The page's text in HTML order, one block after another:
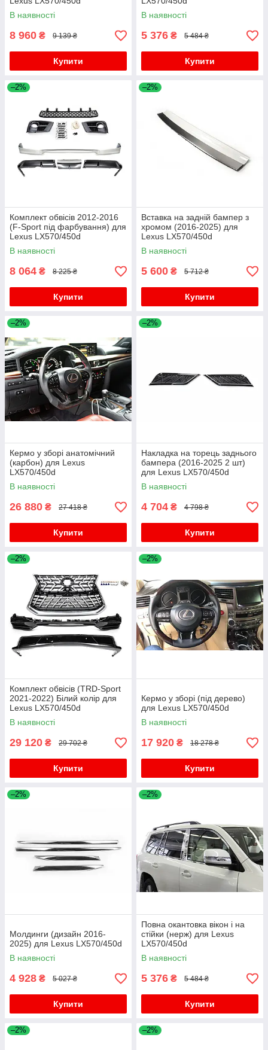
В наявності
8 960 ₴ 9 139 ₴
Купити
В наявності
5 376 ₴ 5 484 ₴
Купити
–2%
Комплект обвісів 2012-2016
(F-Sport під фарбування) для
Lexus LX570/450d
В наявності
8 064 ₴ 8 225 ₴
Купити
–2%
Вставка на задній бампер з
хромом (2016-2025) для
Lexus LX570/450d
В наявності
5 600 ₴ 5 712 ₴
Купити
–2%
Кермо у зборі анатомічний
(карбон) для Lexus
LX570/450d
В наявності
26 880 ₴ 27 418 ₴
Купити
–2%
Накладка на торець заднього
бампера (2016-2025 2 шт)
для Lexus LX570/450d
В наявності
4 704 ₴ 4 798 ₴
Купити
–2%
Комплект обвісів (TRD-Sport
2021-2022) Білий колір для
Lexus LX570/450d
В наявності
29 120 ₴ 29 702 ₴
Купити
–2%
Кермо у зборі (під дерево)
для Lexus LX570/450d
В наявності
17 920 ₴ 18 278 ₴
Купити
–2%
Молдинги (дизайн 2016-
2025) для Lexus LX570/450d
В наявності
4 928 ₴ 5 027 ₴
Купити
–2%
Повна окантовка вікон і на
стійки (нерж) для Lexus
LX570/450d
В наявності
5 376 ₴ 5 484 ₴
Купити
–2% –2%